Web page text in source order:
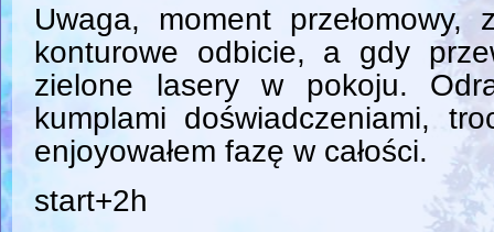
Uwaga, moment
konturowe odbicie, a gdy
zielone lasery w pokoju.
kumplami doświadczeniami,
enjoyowałem fazę w całości.
start+2h